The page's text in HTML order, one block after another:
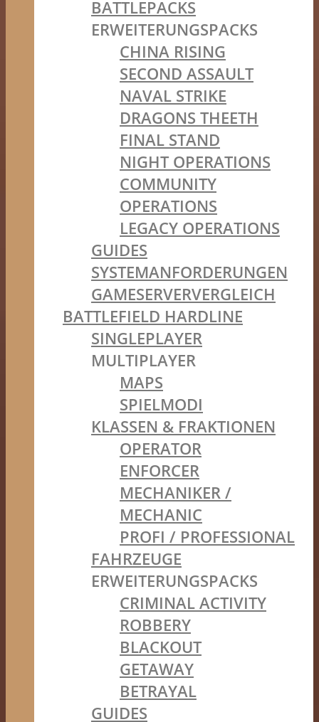
BATTLEPACKS
ERWEITERUNGSPACKS
CHINA RISING
SECOND ASSAULT
NAVAL STRIKE
DRAGONS THEETH
FINAL STAND
NIGHT OPERATIONS
COMMUNITY
OPERATIONS
LEGACY OPERATIONS
GUIDES
SYSTEMANFORDERUNGEN
GAMESERVERVERGLEICH
BATTLEFIELD HARDLINE
SINGLEPLAYER
MULTIPLAYER
MAPS
SPIELMODI
KLASSEN & FRAKTIONEN
OPERATOR
ENFORCER
MECHANIKER /
MECHANIC
PROFI / PROFESSIONAL
FAHRZEUGE
ERWEITERUNGSPACKS
CRIMINAL ACTIVITY
ROBBERY
BLACKOUT
GETAWAY
BETRAYAL
GUIDES